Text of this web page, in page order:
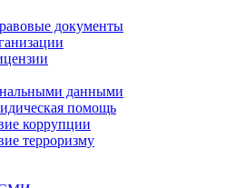
документы
данными
помощь
коррупции
терроризму